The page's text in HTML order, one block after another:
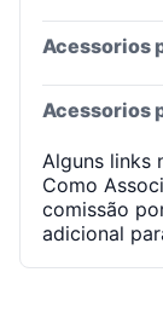
Acessorios
Acessorios
Alguns links
Como
comissão
adicional